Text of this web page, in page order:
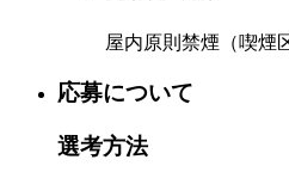
屋内原則禁煙（喫煙
応募について
選考方法